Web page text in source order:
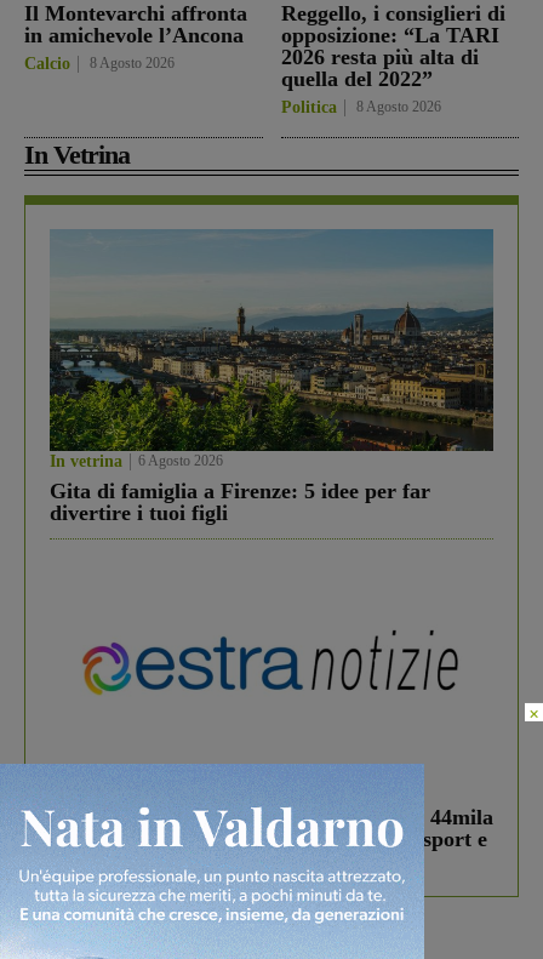
Il Montevarchi affronta
in amichevole l’Ancona
Calcio 8 Agosto 2026
Reggello, i consiglieri di
opposizione: “La TARI
2026 resta più alta di
quella del 2022”
Politica 8 Agosto 2026
In Vetrina
In vetrina 6 Agosto 2026
Gita di famiglia a Firenze: 5 idee per far
divertire i tuoi figli
Estra Notizie agosto: Smart Cities, oltre 44mila
studenti coinvolti, torna il bando per lo sport e
debutta il podcast Estrair
×